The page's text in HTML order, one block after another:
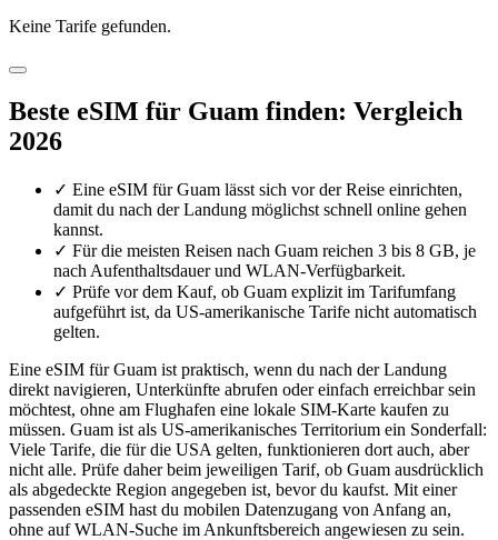
Keine Tarife gefunden.
Beste eSIM für Guam finden: Vergleich
2026
✓ Eine eSIM für Guam lässt sich vor der Reise einrichten,
damit du nach der Landung möglichst schnell online gehen
kannst.
✓ Für die meisten Reisen nach Guam reichen 3 bis 8 GB, je
nach Aufenthaltsdauer und WLAN-Verfügbarkeit.
✓ Prüfe vor dem Kauf, ob Guam explizit im Tarifumfang
aufgeführt ist, da US-amerikanische Tarife nicht automatisch
gelten.
Eine eSIM für Guam ist praktisch, wenn du nach der Landung
direkt navigieren, Unterkünfte abrufen oder einfach erreichbar sein
möchtest, ohne am Flughafen eine lokale SIM-Karte kaufen zu
müssen. Guam ist als US-amerikanisches Territorium ein Sonderfall:
Viele Tarife, die für die USA gelten, funktionieren dort auch, aber
nicht alle. Prüfe daher beim jeweiligen Tarif, ob Guam ausdrücklich
als abgedeckte Region angegeben ist, bevor du kaufst. Mit einer
passenden eSIM hast du mobilen Datenzugang von Anfang an,
ohne auf WLAN-Suche im Ankunftsbereich angewiesen zu sein.